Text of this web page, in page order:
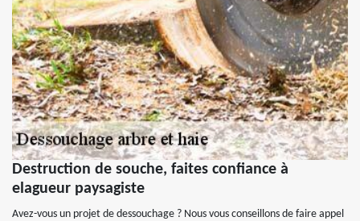
Destruction de souche, faites confiance à
elagueur paysagiste
Avez-vous un projet de dessouchage ? Nous vous conseillons de faire appel